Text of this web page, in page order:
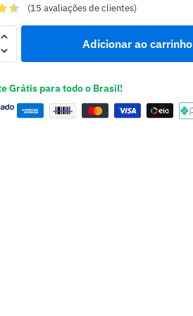
(15 avaliações de clientes)
Adicionar ao carrinho
Grátis para todo o Brasil!